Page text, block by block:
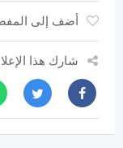
أضف إلى
شارك هذا